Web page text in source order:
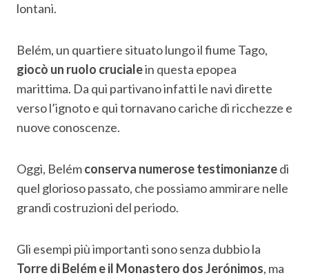
lontani.
Belém, un quartiere situato lungo il fiume Tago,
giocò un ruolo crucialein questa epopea
marittima. Da qui partivano infatti le navi dirette
verso l’ignoto e qui tornavano cariche di ricchezze e
nuove conoscenze.
Oggi, Belémconserva numerose testimonianzedi
quel glorioso passato, che possiamo ammirare nelle
grandi costruzioni del periodo.
Gli esempi più importanti sono senza dubbio la
Torre di Belém e il Monastero dos Jerónimos, ma